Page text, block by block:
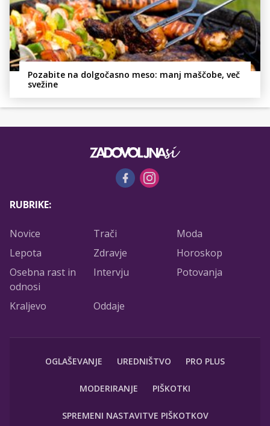
Pozabite na dolgočasno meso: manj maščobe, več
svežine
RUBRIKE:
Novice Trači
Moda
Lepota
Zdravje
Horoskop
Osebna rast in
odnosi
Intervju Potovanja
Kraljevo Oddaje
OGLAŠEVANJE UREDNIŠTVO PRO PLUS
MODERIRANJE PIŠKOTKI
SPREMENI NASTAVITVE PIŠKOTKOV